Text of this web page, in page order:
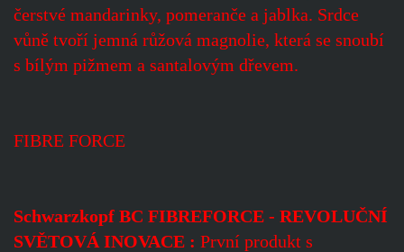
čerstvé mandarinky, pomeranče a jablka. Srdce
vůně tvoří jemná růžová magnolie, která se snoubí
s bílým pižmem a santalovým dřevem.
FIBRE FORCE
Schwarzkopf BC FIBREFORCE - REVOLUČNÍ
SVĚTOVÁ INOVACE : První produkt s